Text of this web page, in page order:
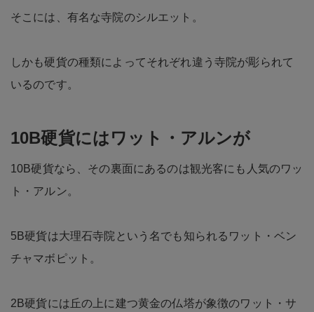
そこには、有名な寺院のシルエット。
しかも硬貨の種類によってそれぞれ違う寺院が彫られて
いるのです。
10B硬貨にはワット・アルンが
10B硬貨なら、その裏面にあるのは観光客にも人気のワッ
ト・アルン。
5B硬貨は大理石寺院という名でも知られるワット・ベン
チャマボピット。
2B硬貨には丘の上に建つ黄金の仏塔が象徴のワット・サ